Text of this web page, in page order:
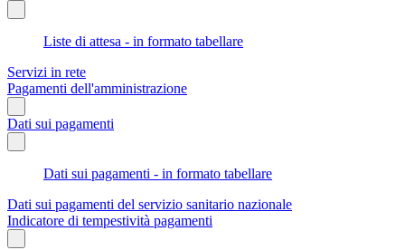
Liste di attesa - in formato tabellare
Servizi in rete
Pagamenti dell'amministrazione
Dati sui pagamenti
Dati sui pagamenti - in formato tabellare
Dati sui pagamenti del servizio sanitario nazionale
Indicatore di tempestività pagamenti